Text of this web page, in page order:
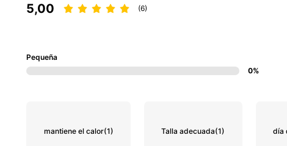
5,00 (6)
Pequeña
0%
mantiene el calor(1) Talla adecuada(1) día